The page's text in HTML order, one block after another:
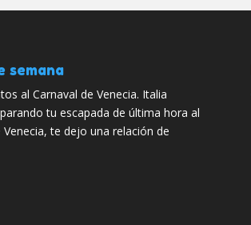
semana
al Carnaval de Venecia. Italia
tu escapada de última hora al
Venecia, te dejo una relación de